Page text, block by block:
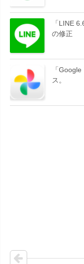
「LINE
の修正
「
ス。